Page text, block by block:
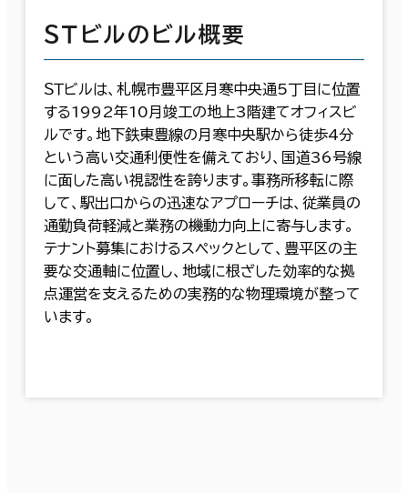
ＳＴビルのビル概要
ＳＴビルは、札幌市豊平区月寒中央通5丁目に位置
する1992年10月竣工の地上3階建てオフィスビ
ルです。地下鉄東豊線の月寒中央駅から徒歩4分
という高い交通利便性を備えており、国道36号線
に面した高い視認性を誇ります。事務所移転に際
して、駅出口からの迅速なアプローチは、従業員の
通勤負荷軽減と業務の機動力向上に寄与します。
テナント募集におけるスペックとして、豊平区の主
要な交通軸に位置し、地域に根ざした効率的な拠
点運営を支えるための実務的な物理環境が整って
います。